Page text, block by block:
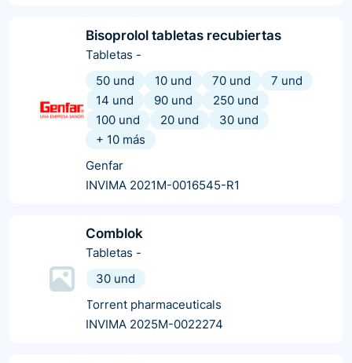
Bisoprolol tabletas recubiertas
Tabletas -
50 und
10 und 70 und
7 und
14 und
90 und
250 und
100 und
20 und
30 und
+ 10 más
Genfar
INVIMA 2021M-0016545-R1
Comblok
Tabletas -
30 und
Torrent pharmaceuticals
INVIMA 2025M-0022274